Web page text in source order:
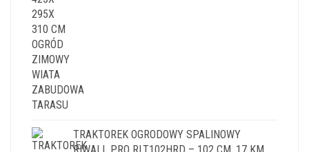
TRAKTOREK OGRODOWY SPALINOWY